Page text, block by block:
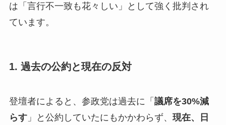
は「言行不一致も花々しい」として強く批判され
ています。
1. 過去の公約と現在の反対
登壇者によると、参政党は過去に「 議席を30%減
らす」と公約していたにもかかわらず、 現在、日